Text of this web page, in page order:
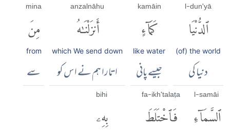
l-dun'yā
ٱلدُّنْيَا
(of) the world
دنیا کی
kamāin
كَمَآءٍ
like water
جیسے پانی
anzalnāhu
أَنزَلْنَٰهُ
which We send down
اتارا ہم نے اس کو
mina
مِنَ
from
سے
l-samāi
ٱلسَّمَآءِ
fa-ikh'talaṭa
فَٱخْتَلَطَ
bihi
بِهِۦ